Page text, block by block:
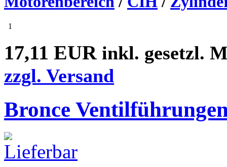
1
17,11 EUR inkl. gesetzl.
zzgl. Versand
Bronce